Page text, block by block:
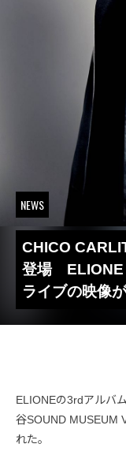
NEWS
CHICO
登場 ELIONE
ライブの映像
ELIONEの3rdアルバ
谷SOUND MUSEUM
れた。